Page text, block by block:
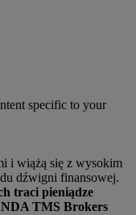
specific to your
i wiążą się z wysokim
dźwigni finansowej.
traci pieniądze
TMS Brokers